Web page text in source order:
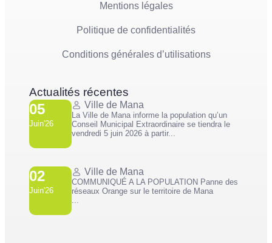
Mentions légales
Politique de confidentialités
Conditions générales d’utilisations
Actualités récentes
05
Juin'26
Ville de Mana
La Ville de Mana informe la population qu’un
Conseil Municipal Extraordinaire se tiendra le
vendredi 5 juin 2026 à partir...
02
Juin'26
Ville de Mana
COMMUNIQUÉ A LA POPULATION Panne des
réseaux Orange sur le territoire de Mana
...